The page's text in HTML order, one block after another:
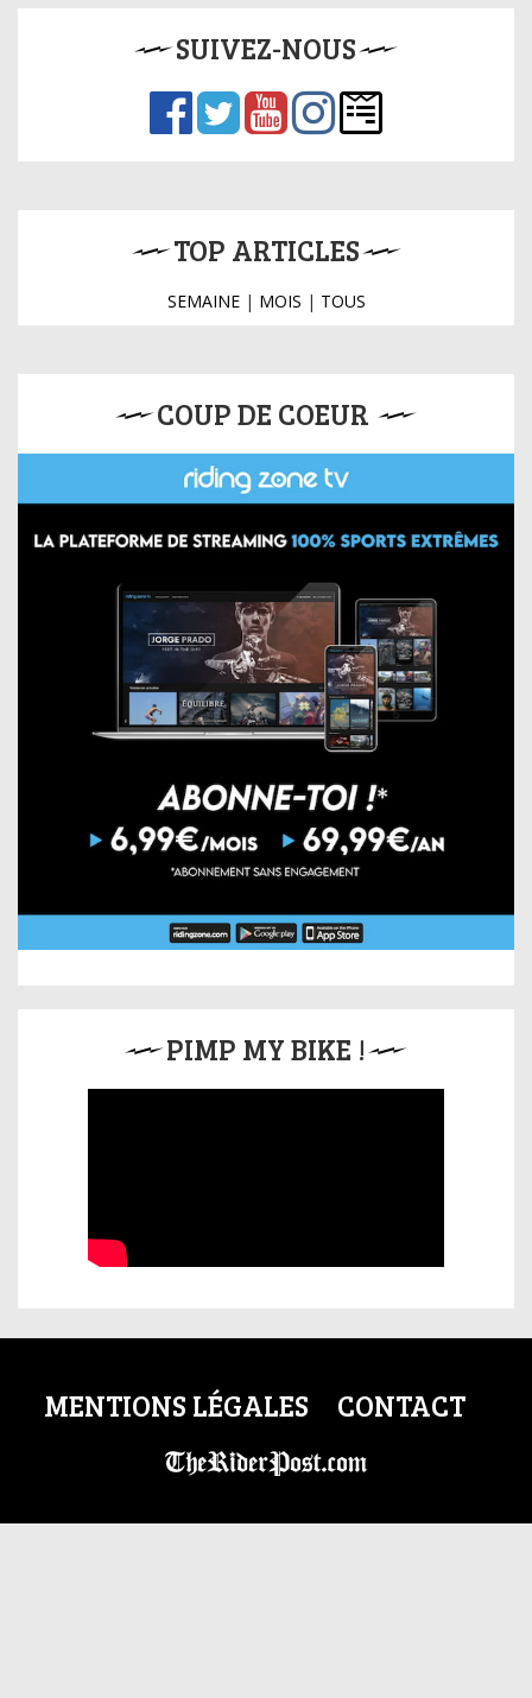
SUIVEZ-NOUS
TOP ARTICLES
SEMAINE| MOIS | TOUS
COUP DE COEUR
PIMP MY BIKE !
MENTIONS LÉGALES CONTACT